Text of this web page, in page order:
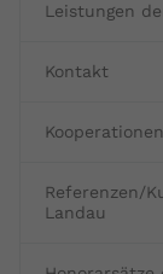
Leistungen
Kontakt
Kooperationen
Referenzen/
Landau